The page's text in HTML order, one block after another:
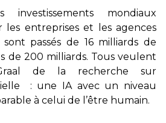
investissements mondiaux
les entreprises et les agences
passés de 16 milliards de
de 200 milliards. Tous veulent
de la recherche sur
: une IA avec un niveau
à celui de l’être humain.